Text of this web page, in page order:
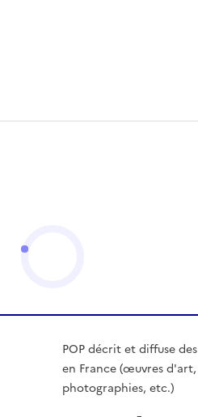
POP décrit et diffuse
en France (œuvres
photographies, etc.)